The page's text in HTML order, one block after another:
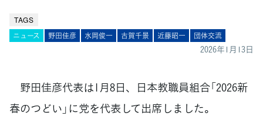
TAGS
ニュース 野田佳彦 水岡俊一 古賀千景 近藤昭一 団体交流
2026年1月13日
野田佳彦代表は1月8日、日本教職員組合「2026新
春のつどい」に党を代表して出席しました。